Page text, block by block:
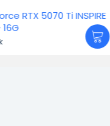
MSI GeForce RTX
VENTUS 3X OC